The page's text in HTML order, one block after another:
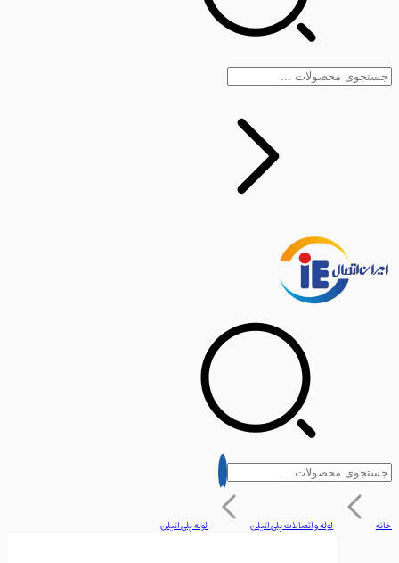
لوله و اتصالات پلی اتیلن لوله پلی اتیلن